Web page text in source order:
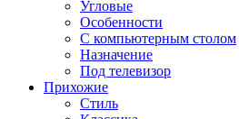
Угловые
Особенности
С компьютерным столом
Назначение
Под телевизор
Прихожие
Стиль